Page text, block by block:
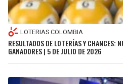
LOTERIAS COLOMBIA
RESULTADOS DE LOTERÍAS Y CHANCES:
GANADORES | 5 DE JULIO DE 2026